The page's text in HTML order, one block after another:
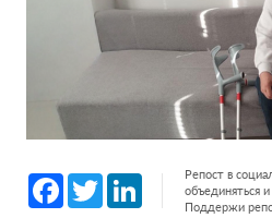
Facebook
Twitter LinkedInРепост в
объединяться
Поддержи